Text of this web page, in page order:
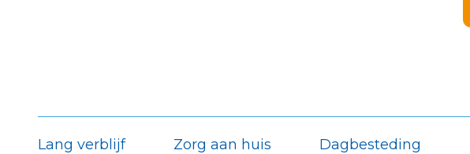
Lang verblijf Zorg aan huis Dagbesteding